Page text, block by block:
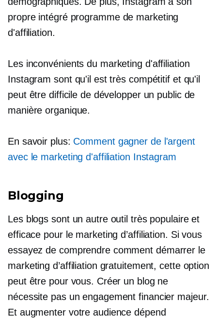
propre intégréprogramme de marketing
d'affiliation.
Les inconvénients du marketing d'affiliation
Instagram sont qu'il est très compétitif et qu'il
peut être difficile de développer un public de
manière organique.
En savoir plus: Comment gagner de l'argent
avec le marketing d'affiliation Instagram
Blogging
Les blogs sont un autre outil très populaire et
efficace pour le marketing d’affiliation. Si vous
essayez de comprendre comment démarrer le
marketing d’affiliation gratuitement, cette option
peut être pour vous. Créer un blog ne
nécessite pas un engagement financier majeur.
Et augmenter votre audience dépend